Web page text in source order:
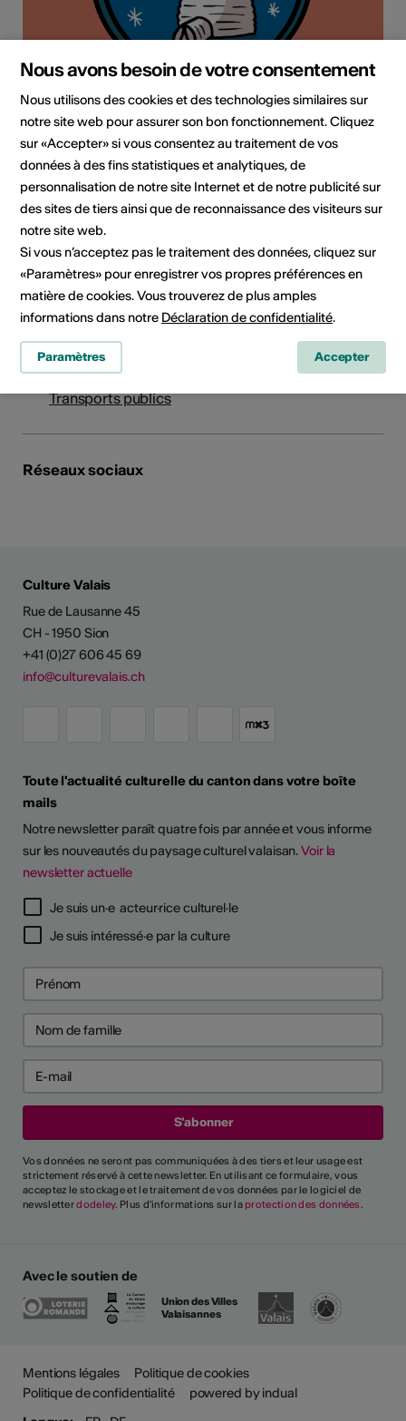
D'ARTISTES
Institution / organisation
Le Cirque - St-Luc/Chandolin
Route du Funiculaire 93
93
3961 St-Luc
E-Mail
Site Internet
Planifier un itinéraire
Transports publics
Réseaux sociaux
Culture Valais
Rue de Lausanne 45
CH - 1950 Sion
+41 (0)27 606 45 69
info@culturevalais.ch
Toute l'actualité culturelle du canton dans votre boîte
mails
Notre newsletter paraît quatre fois par année et vous informe
sur les nouveautés du paysage culturel valaisan.Voir la
newsletter actuelle
Je suis un·e acteur·rice culturel·le
Je suis intéressé·e par la culture
Vos données ne seront pas communiquées à des tiers et leur usage est
strictement réservé à cette newsletter. En utilisant ce formulaire, vous
acceptez le stockage et le traitement de vos données par le logiciel de
newsletterdodeley. Plus d'informations sur la protection des données.
Avec le soutien de
Union des Villes
Valaisannes
Mentions légales
Politique de cookies
Politique de confidentialité
powered by indual
Nous avons besoin de votre consentement
Nous utilisons des cookies et des technologies similaires sur
notre site web pour assurer son bon fonctionnement. Cliquez
sur «Accepter» si vous consentez au traitement de vos
données à des fins statistiques et analytiques, de
personnalisation de notre site Internet et de notre publicité sur
des sites de tiers ainsi que de reconnaissance des visiteurs sur
notre site web.
Si vous n’acceptez pas le traitement des données, cliquez sur
«Paramètres» pour enregistrer vos propres préférences en
matière de cookies. Vous trouverez de plus amples
informations dans notre Déclaration de confidentialité.
Paramètres Accepter